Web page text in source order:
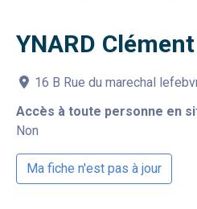
YNARD Clément
16 B Rue du marechal
Accès à toute personne en
Non
Ma fiche n'est pas à jour